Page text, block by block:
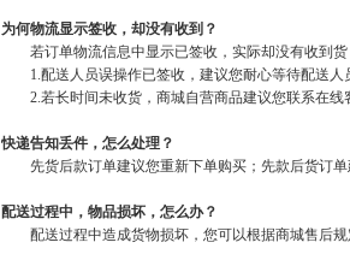
为何物流显示签收，却没有收到？
若订单物流信息中显示已签收，实际却没有收到
1.配送人员误操作已签收，建议您耐心等待配送人
2.若长时间未收货，商城自营商品建议您联系在
快递告知丢件，怎么处理？
先货后款订单建议您重新下单购买；先款后货订
配送过程中，物品损坏，怎么办？
配送过程中造成货物损坏，您可以根据商城售后